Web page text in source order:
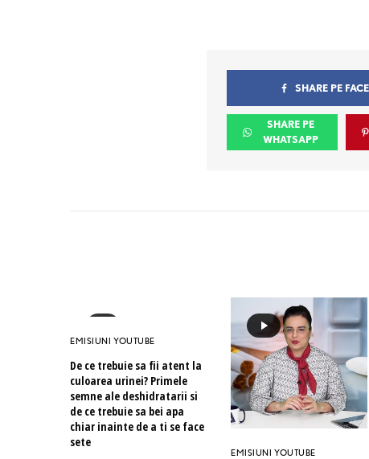
SHARE PE
SHARE PE
WHATSAPP
EMISIUNI YOUTUBE
De ce trebuie sa fii atent la
culoarea urinei? Primele
semne ale deshidratarii si
de ce trebuie sa bei apa
chiar inainte de a ti se face
sete
EMISIUNI YOUTUBE